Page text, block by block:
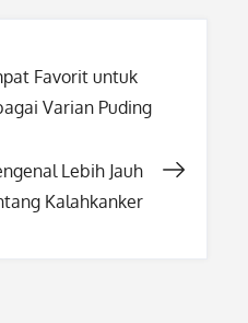
Favorit untuk
Varian Puding
Lebih Jauh
Kalahkanker